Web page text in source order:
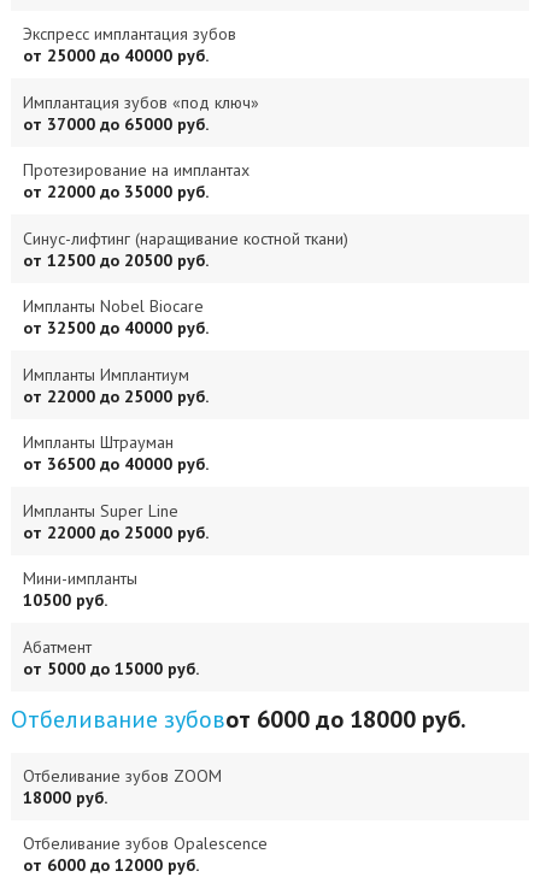
Экспресс имплантация зубов
от 25000 до 40000 руб.
Имплантация зубов «под ключ»
от 37000 до 65000 руб.
Протезирование на имплантах
от 22000 до 35000 руб.
Синус-лифтинг (наращивание костной ткани)
от 12500 до 20500 руб.
Импланты Nobel Biocare
от 32500 до 40000 руб.
Импланты Имплантиум
от 22000 до 25000 руб.
Импланты Штрауман
от 36500 до 40000 руб.
Импланты Super Line
от 22000 до 25000 руб.
Мини-импланты
10500 руб.
Абатмент
от 5000 до 15000 руб.
Отбеливание зубовот 6000 до 18000 руб.
Отбеливание зубов ZOOM
18000 руб.
Отбеливание зубов Opalescence
от 6000 до 12000 руб.